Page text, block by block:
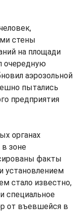
стены
на площади
очередную
аэрозольной
пытались
предприятия
органах
зоне
факты
установлением
стало известно,
специальное
от въевшейся в